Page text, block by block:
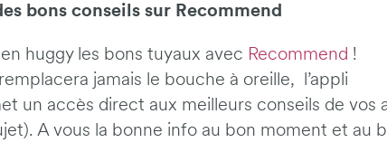
bons conseils sur Recommend
huggy les bons tuyaux avec Recommend !
jamais le bouche à oreille, l’appli
un accès direct aux meilleurs conseils de vos
A vous la bonne info au bon moment et au